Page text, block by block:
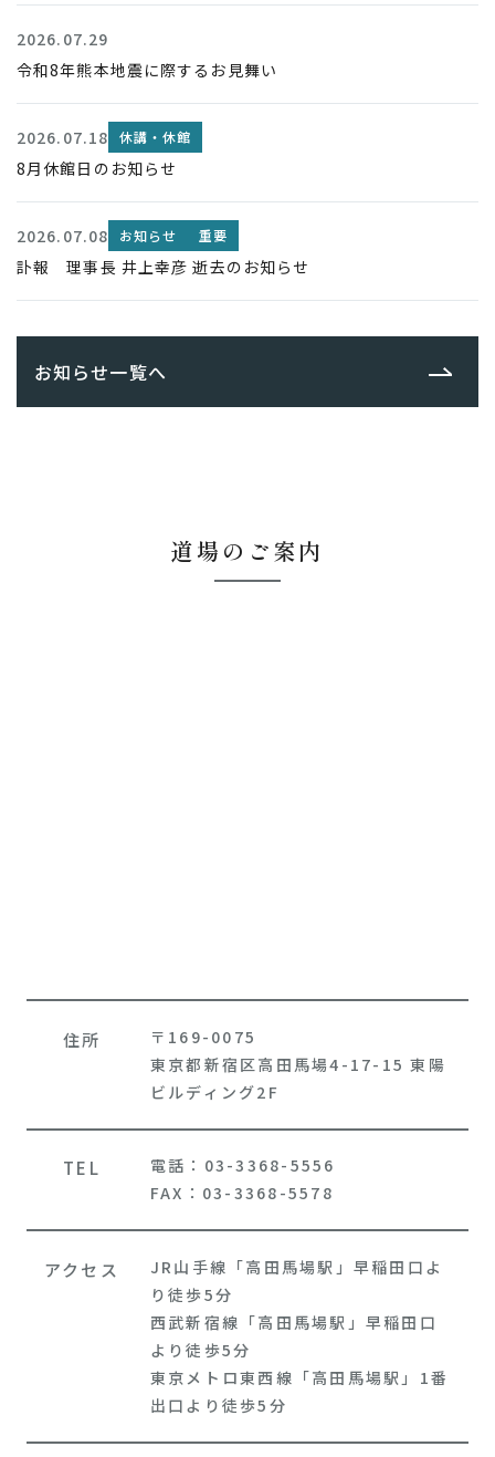
2026.07.29
令和8年熊本地震に際するお見舞い
2026.07.18 休講・休館
8月休館日のお知らせ
2026.07.08 お知らせ 重要
訃報 理事長 井上幸彦 逝去のお知らせ
お知らせ一覧へ
道場のご案内
住所
〒169-0075
東京都新宿区高田馬場4-17-15 東陽
ビルディング2F
TEL
電話：03-3368-5556
FAX：03-3368-5578
アクセス
JR山手線「高田馬場駅」早稲田口よ
り徒歩5分
西武新宿線「高田馬場駅」早稲田口
より徒歩5分
東京メトロ東西線「高田馬場駅」1番
出口より徒歩5分